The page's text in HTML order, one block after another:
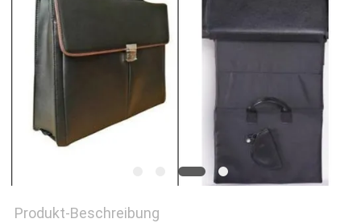
PRIVACY
POLICY
Produkt-Beschreibung